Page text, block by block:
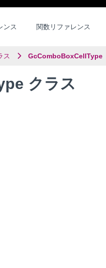
ンス 関数リファレンス
ス GcComboBoxCellType
クラス